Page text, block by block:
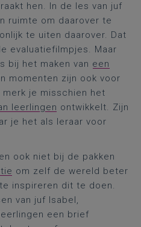
hen. In de les van juf
ruimte om daarover te
te uiten daarover. Dat
evaluatiefilmpjes. Maar
bij het maken van een
momenten zijn ook voor
je misschien het
leerlingen ontwikkelt. Zijn
je het als leraar voor
ook niet bij de pakken
om zelf de wereld beter
inspireren dit te doen.
van juf Isabel,
een brief